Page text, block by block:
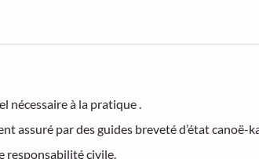
nécessaire à la pratique .
assuré par des guides breveté d’état canoë-
responsabilité civile.